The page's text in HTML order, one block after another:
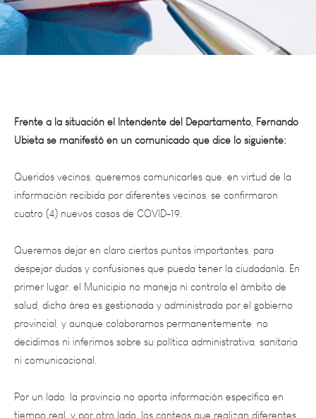
Ubieta se manifestó en un comunicado que dice lo siguiente:
Queridos vecinos, queremos comunicarles que, en virtud de la
información recibida por diferentes vecinos, se confirmaron
cuatro (4) nuevos casos de COVID-19.
Queremos dejar en claro ciertos puntos importantes, para
despejar dudas y confusiones que pueda tener la ciudadanía. En
primer lugar, el Municipio no maneja ni controla el ámbito de
salud, dicha área es gestionada y administrada por el gobierno
provincial, y aunque colaboramos permanentemente, no
decidimos ni inferimos sobre su política administrativa, sanitaria
ni comunicacional.
Por un lado, la provincia no aporta información específica en
tiempo real, y por otro lado, los conteos que realizan diferentes